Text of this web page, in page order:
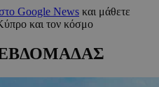
Google News και μάθετε
και τον κόσμο